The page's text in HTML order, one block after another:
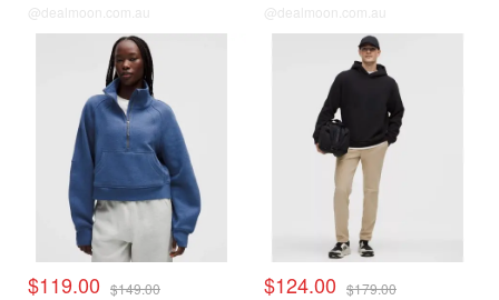
@dealmoon.com.au @dealmoon.com.au
$119.00 $149.00 $124.00 $179.00